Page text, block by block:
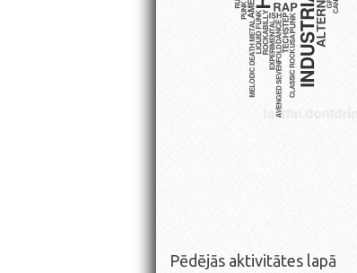
Pēdējās aktivitātes lapā